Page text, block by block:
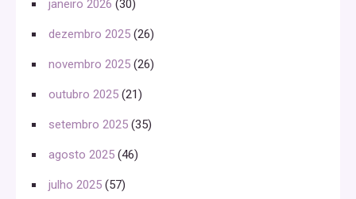
janeiro 2026 (30)
dezembro 2025 (26)
novembro 2025 (26)
outubro 2025 (21)
setembro 2025 (35)
agosto 2025 (46)
julho 2025 (57)